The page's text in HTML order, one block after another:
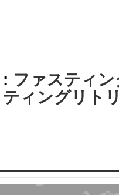
ファスティン
ティングリト